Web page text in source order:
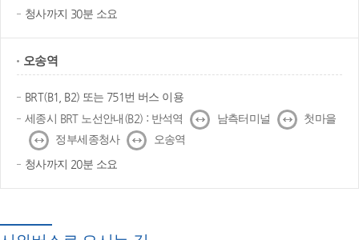
청사까지 30분 소요
오송역
BRT(B1, B2) 또는 751번 버스 이용
세종시 BRT 노선안내(B2) : 반석역
↔ 남측터미널 ↔
첫마을
↔
정부세종청사 ↔
오송역
청사까지 20분 소요